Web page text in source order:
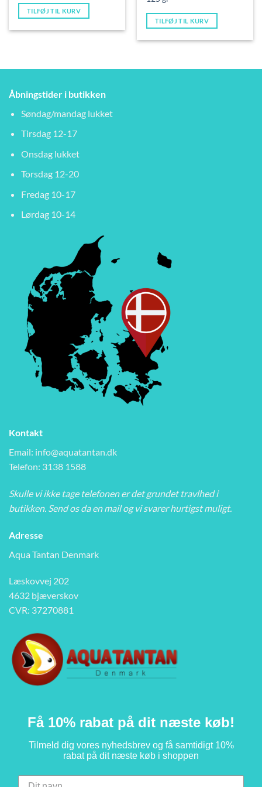
169,00 kr..
TILFØJ TIL KURV
TILFØJ TIL KURV
Åbningstider i butikken
Søndag/mandag lukket
Tirsdag 12-17
Onsdag lukket
Torsdag 12-20
Fredag 10-17
Lørdag 10-14
Kontakt
Email: info@aquatantan.dk
Telefon: 3138 1588
Skulle vi ikke tage telefonen er det grundet travlhed i
butikken. Send os da en mail og vi svarer hurtigst muligt.
Adresse
Aqua Tantan Denmark
Læskovvej 202
4632 bjæverskov
CVR: 37270881
Få 10% rabat på dit næste køb!
Tilmeld dig vores nyhedsbrev og få samtidigt 10%
rabat på dit næste køb i shoppen